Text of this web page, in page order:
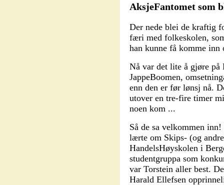
AksjeFantomet som
Der nede blei de kraftig
færi med folkeskolen,
han kunne få komme
Nå var det lite å gjøre på
JappeBoomen,
enn den er før lønsj nå.
utover en tre-fire timer
noen kom ...
Så de sa velkommen
lærte om Skips- (og
HandelsHøyskolen i
studentgruppa som
var Torstein aller best.
Harald Ellefsen